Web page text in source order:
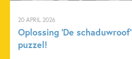
20 APRIL 2026
Oplossing ‘De schaduwroof’
puzzel!